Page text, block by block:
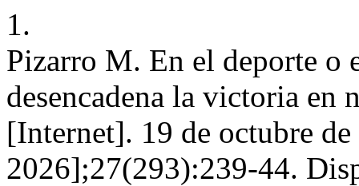
1.
Pizarro M. En el deporte o
desencadena la victoria en
[Internet]. 19 de octubre
2026];27(293):239-44.